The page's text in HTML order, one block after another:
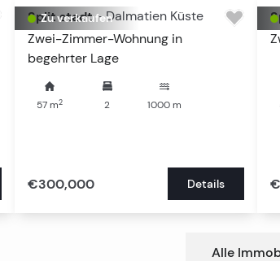
Zu verkaufen
Split stadt - Dalmatien Küste
Zwei-Zimmer-Wohnung in
begehrter Lage
57 m2 2 1000 m
€300,000 Details
Alle